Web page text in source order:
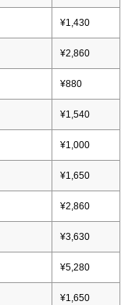
¥1,430
¥2,860
¥880
¥1,540
¥1,000
¥1,650
¥2,860
¥3,630
¥5,280
¥1,650